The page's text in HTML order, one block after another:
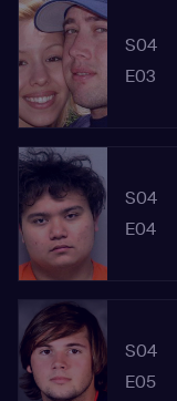
S04
E03
S04
E04
S04
E05